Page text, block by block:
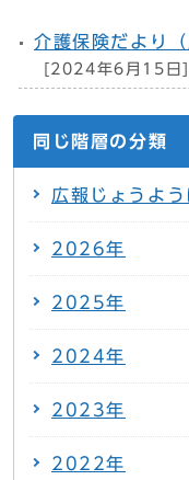
介護保険だより
[2024年6月15日]
同じ階層の分類
広報じょうよ
2026年
2025年
2024年
2023年
2022年